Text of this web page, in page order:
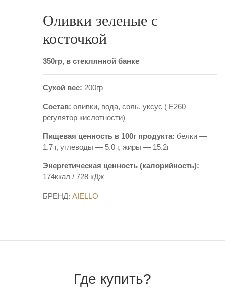
Оливки зеленые с
косточкой
350гр, в стеклянной банке
Сухой вес: 200гр
Состав: оливки, вода, соль, уксус ( E260
регулятор кислотности)
Пищевая ценность в 100г продукта: белки —
1.7 г, углеводы — 5.0 г, жиры — 15.2г
Энергетическая ценность (калорийность):
174ккал / 728 кДж
БРЕНД: AIELLO
Где купить?